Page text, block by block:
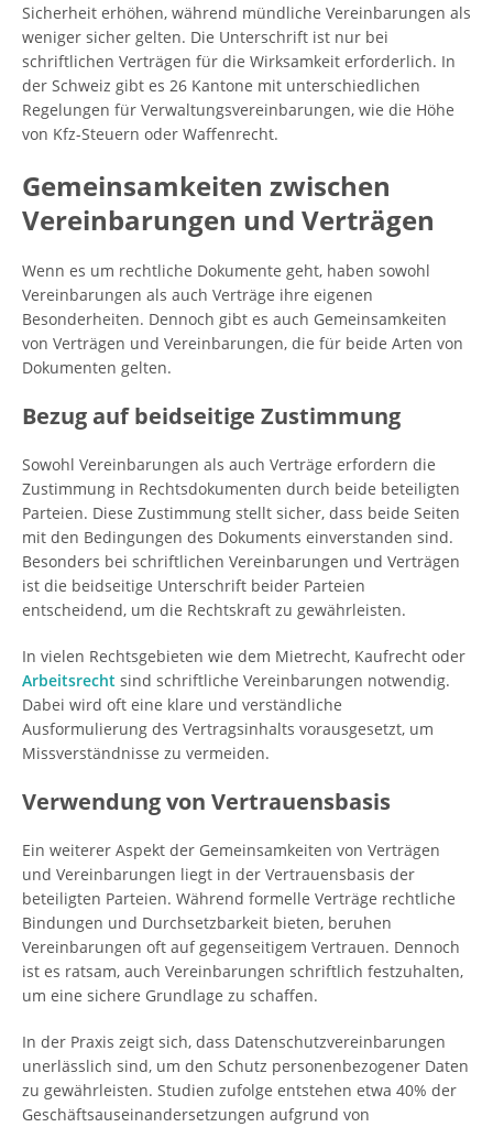
Sicherheit erhöhen, während mündliche Vereinbarungen als
weniger sicher gelten. Die Unterschrift ist nur bei
schriftlichen Verträgen für die Wirksamkeit erforderlich. In
der Schweiz gibt es 26 Kantone mit unterschiedlichen
Regelungen für Verwaltungsvereinbarungen, wie die Höhe
von Kfz-Steuern oder Waffenrecht.
Gemeinsamkeiten zwischen
Vereinbarungen und Verträgen
Wenn es um rechtliche Dokumente geht, haben sowohl
Vereinbarungen als auch Verträge ihre eigenen
Besonderheiten. Dennoch gibt es auch Gemeinsamkeiten
von Verträgen und Vereinbarungen, die für beide Arten von
Dokumenten gelten.
Bezug auf beidseitige Zustimmung
Sowohl Vereinbarungen als auch Verträge erfordern die
Zustimmung in Rechtsdokumenten durch beide beteiligten
Parteien. Diese Zustimmung stellt sicher, dass beide Seiten
mit den Bedingungen des Dokuments einverstanden sind.
Besonders bei schriftlichen Vereinbarungen und Verträgen
ist die beidseitige Unterschrift beider Parteien
entscheidend, um die Rechtskraft zu gewährleisten.
In vielen Rechtsgebieten wie dem Mietrecht, Kaufrecht oder
Arbeitsrecht sind schriftliche Vereinbarungen notwendig.
Dabei wird oft eine klare und verständliche
Ausformulierung des Vertragsinhalts vorausgesetzt, um
Missverständnisse zu vermeiden.
Verwendung von Vertrauensbasis
Ein weiterer Aspekt der Gemeinsamkeiten von Verträgen
und Vereinbarungen liegt in der Vertrauensbasis der
beteiligten Parteien. Während formelle Verträge rechtliche
Bindungen und Durchsetzbarkeit bieten, beruhen
Vereinbarungen oft auf gegenseitigem Vertrauen. Dennoch
ist es ratsam, auch Vereinbarungen schriftlich festzuhalten,
um eine sichere Grundlage zu schaffen.
In der Praxis zeigt sich, dass Datenschutzvereinbarungen
unerlässlich sind, um den Schutz personenbezogener Daten
zu gewährleisten. Studien zufolge entstehen etwa 40% der
Geschäftsauseinandersetzungen aufgrund von